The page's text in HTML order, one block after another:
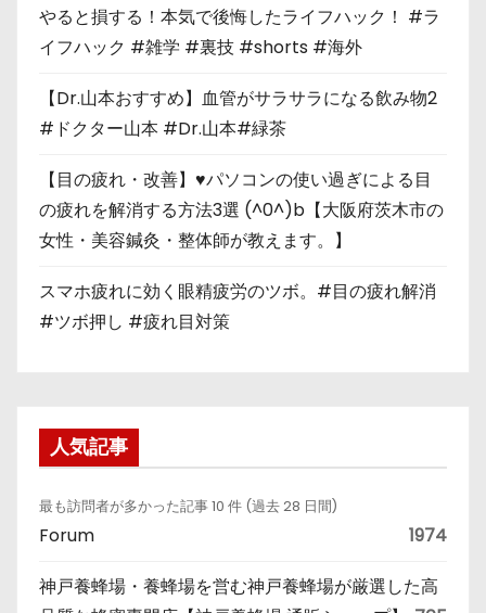
やると損する！本気で後悔したライフハック！ #ラ
イフハック #雑学 #裏技 #shorts #海外
【Dr.山本おすすめ】血管がサラサラになる飲み物2
#ドクター山本 #Dr.山本#緑茶
【目の疲れ・改善】♥パソコンの使い過ぎによる目
の疲れを解消する方法3選 (^0^)b【大阪府茨木市の
女性・美容鍼灸・整体師が教えます。】
スマホ疲れに効く眼精疲労のツボ。#目の疲れ解消
#ツボ押し #疲れ目対策
人気記事
最も訪問者が多かった記事 10 件 (過去 28 日間)
Forum 1974
神戸養蜂場・養蜂場を営む神戸養蜂場が厳選した高